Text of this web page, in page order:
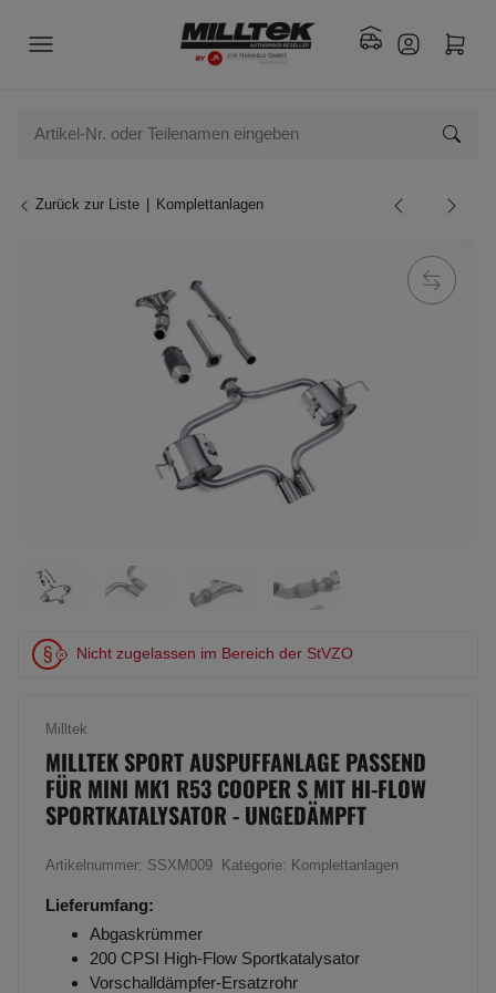
Zurück zur Liste Komplettanlagen
Nicht zugelassen im Bereich der StVZO
Milltek
MILLTEK SPORT AUSPUFFANLAGE PASSEND
FÜR MINI MK1 R53 COOPER S MIT HI-FLOW
SPORTKATALYSATOR - UNGEDÄMPFT
Artikelnummer: SSXM009 Kategorie: Komplettanlagen
Lieferumfang:
Abgaskrümmer
200 CPSI High-Flow Sportkatalysator
Vorschalldämpfer-Ersatzrohr